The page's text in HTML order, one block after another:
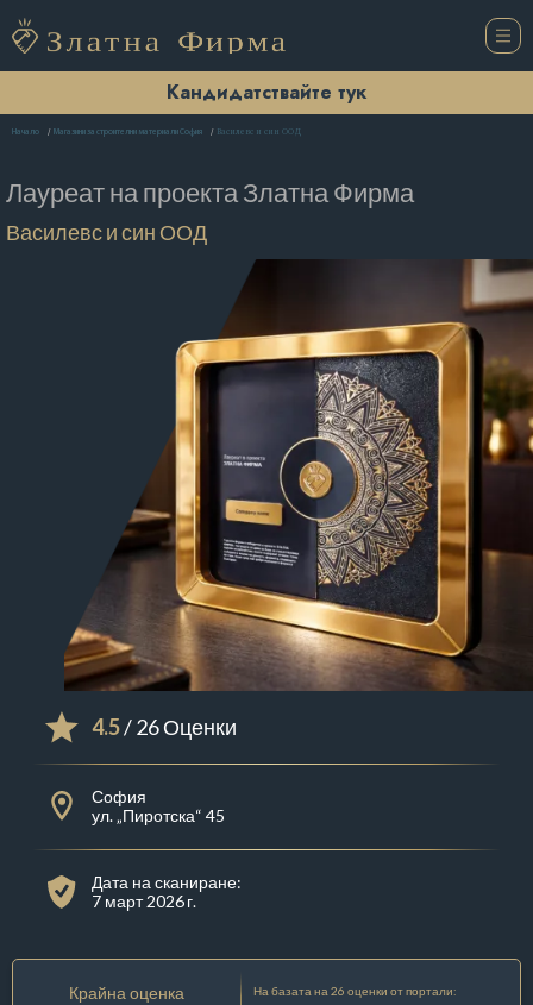
Кандидатствайте тук
Начало Магазини за строителни материали София Василевс и син ООД
Лауреат на проектаЗлатна Фирма
Василевс и син ООД
4.5/ 26 Оценки
София
ул. „Пиротска“ 45
Дата на сканиране:
7 март 2026 г.
Крайна оценка На базата на 26 оценки от портали: